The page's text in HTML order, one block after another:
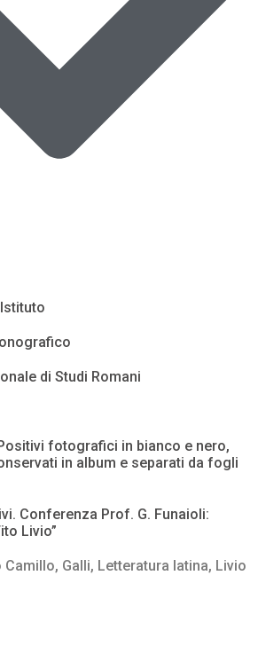
di Studi Romani
fotografici in bianco e nero,
in album e separati da fogli
Conferenza Prof. G. Funaioli:
Livio”
Camillo, Galli, Letteratura latina, Livio